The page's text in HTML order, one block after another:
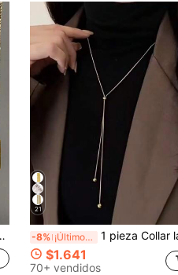
21
-8% ¡Últimos 2 días 1 pieza Collar largo ajustable de acero inoxidable de moda, collar de cadena de hueso de serpiente minimalista de alta gama para
$1.641
70+ vendidos